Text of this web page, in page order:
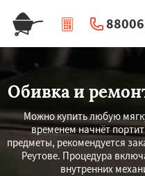
|
Обивка и
Можно купить любую
временем начнёт
предметы, рекомендуется
Реутове. Процедура
внутренних